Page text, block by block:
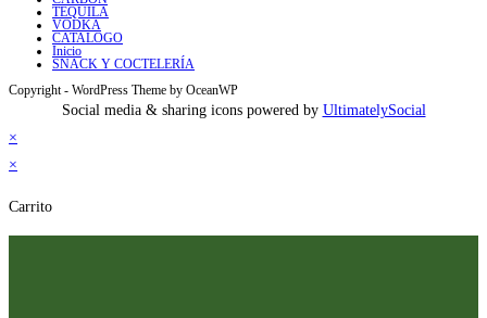
TEQUILA
VODKA
CATALOGO
Inicio
SNACK Y COCTELERÍA
Copyright - WordPress Theme by OceanWP
Social media & sharing icons powered by UltimatelySocial
×
×
Carrito